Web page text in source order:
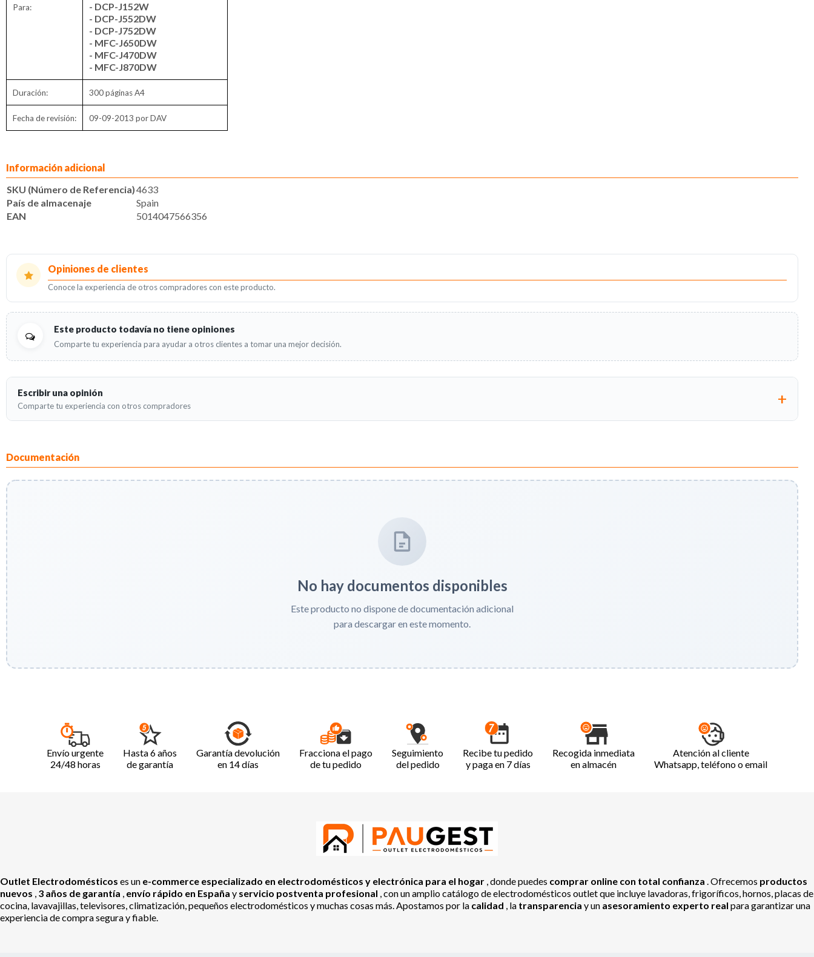
Para:
- DCP-J152W
- DCP-J552DW
- DCP-J752DW
- MFC-J650DW
- MFC-J470DW
- MFC-J870DW
Duración: 300 páginas A4
Fecha de revisión: 09-09-2013 por DAV
Información adicional
SKU (Número de Referencia)4633
País de almacenaje
Spain
EAN
5014047566356
Opiniones de clientes
Conoce la experiencia de otros compradores con este producto.
Este producto todavía no tiene opiniones
Comparte tu experiencia para ayudar a otros clientes a tomar una mejor decisión.
Escribir una opinión
Comparte tu experiencia con otros compradores
Documentación
No hay documentos disponibles
Este producto no dispone de documentación adicional
para descargar en este momento.
Envío urgente
24/48 horas
Hasta 6 años
de garantía
Garantía devolución
en 14 días
Fracciona el pago
de tu pedido
Seguimiento
del pedido
Recibe tu pedido
y paga en 7 días
Recogida inmediata
en almacén
Atención al cliente
Whatsapp, teléfono o email
Outlet Electrodomésticos es un e-commerce especializado en electrodomésticos y electrónica para el hogar , donde puedes comprar online con total confianza . Ofrecemos productos
nuevos 3 años de garantía envío rápido en España y servicio postventa profesional , con un amplio catálogo de electrodomésticos outlet que incluye lavadoras, frigoríficos, hornos, placas de
cocina, lavavajillas, televisores, climatización, pequeños electrodomésticos y muchas cosas más. Apostamos por la calidad , la transparencia y un asesoramiento experto real para garantizar una
experiencia de compra segura y fiable.